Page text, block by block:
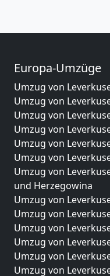
Europa-Umzüge
Umzug von
Umzug von
Umzug von
Umzug von
Umzug von
Umzug von
Umzug von
und Herzegowina
Umzug von
Umzug von
Umzug von
Umzug von
Umzug von
Umzug von